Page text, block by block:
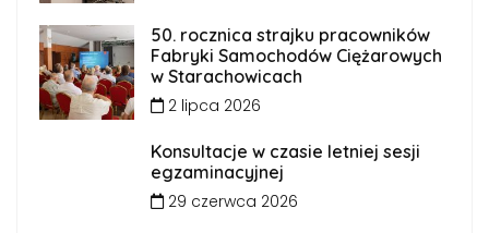
50. rocznica strajku pracowników
Fabryki Samochodów Ciężarowych
w Starachowicach
2 lipca 2026
Konsultacje w czasie letniej sesji
egzaminacyjnej
29 czerwca 2026